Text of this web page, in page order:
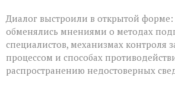
Диалог выстроили в открытой
обменялись мнениями о методах
специалистов, механизмах контроля
процессом и способах
распространению недостоверных